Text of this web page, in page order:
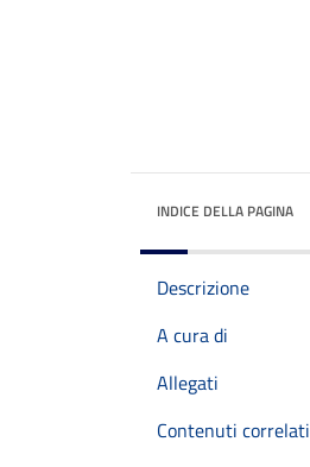
INDICE DELLA PAGINA
Descrizione
A cura di
Allegati
Contenuti correlati